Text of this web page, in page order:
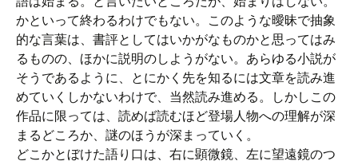
かといって終わるわけでもない。このような曖昧で抽象
的な言葉は、書評としてはいかがなものかと思ってはみ
るものの、ほかに説明のしようがない。あらゆる小説が
そうであるように、とにかく先を知るには文章を読み進
めていくしかないわけで、当然読み進める。しかしこの
作品に限っては、読めば読むほど登場人物への理解が深
まるどころか、謎のほうが深まっていく。
どこかとぼけた語り口は、右に顕微鏡、左に望遠鏡のつ